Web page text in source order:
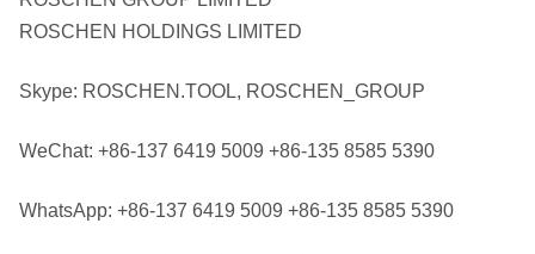
ROSCHEN HOLDINGS LIMITED
Skype: ROSCHEN.TOOL, ROSCHEN_GROUP
WeChat: +86-137 6419 5009 +86-135 8585 5390
WhatsApp: +86-137 6419 5009 +86-135 8585 5390